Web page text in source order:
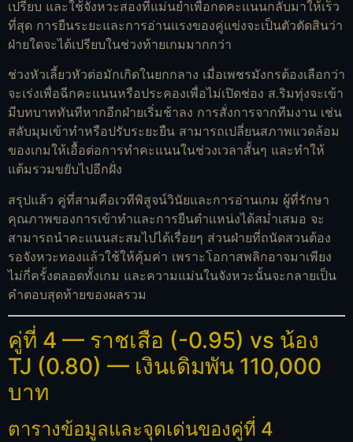
เปรียบ และใช้จังหวะสองที่แม่นยำเพื่อกดคะแนนกลับมาให้เร็ว
ที่สุด การยืนระยะและการอ่านแรงของคู่แข่งจะเป็นตัวตัดสินว่า
ฝ่ายใดจะได้เปรียบในช่วงท้ายเกมมากกว่า
ช่วงหัวเลี้ยวหัวต่อมักเกิดในยกกลาง เมื่อเพชรมังกรต้องเลือกว่า
จะเร่งเพื่อฉีกคะแนนหรือประคองเพื่อไม่เปิดช่อง ส.ริมทุ่งจะเข้า
มีบทบาททันทีหากอีกฝ่ายเริ่มช้าลง การสั่งการจากทีมงาน เช่น
สลับมุมเข้าทำหรือปรับระยะยืน สามารถเปลี่ยนสภาพแวดล้อม
ของเกมให้เอื้อต่อการทำคะแนนในช่วงเวลาสั้นๆ และทำให้
แต้มรวมขยับไปอีกฝั่ง
สรุปแล้ว คู่ที่สามคือเวทีพิสูจน์วินัยและการอ่านเกม ผู้ที่รักษา
คุณภาพของการเข้าทำและการยืนตำแหน่งได้สม่ำเสมอ จะ
สามารถนำคะแนนสะสมไปได้เรื่อยๆ ส่วนฝ่ายที่ถนัดสวนต้อง
รอจังหวะทองแล้วใช้ให้คุ้มค่า เพราะโอกาสพลิกอาจมาเพียง
ไม่กี่ครั้งตลอดทั้งเกม และความแม่นในจังหวะนั้นจะกลายเป็น
คำตอบสุดท้ายของผลรวม
คู่ที่ 4 — ราชเสือ (-0.95) vs น้อง
TJ (0.80) — เงินเดิมพัน 110,000
บาท
ตารางข้อมูลและจุดเด่นของคู่ที่ 4